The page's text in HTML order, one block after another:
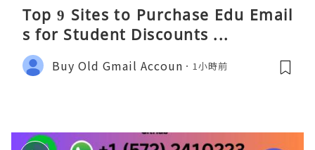
Top 9 Sites to Purchase Edu Email
s for Student Discounts ...
Buy Old Gmail Accoun 1小時前